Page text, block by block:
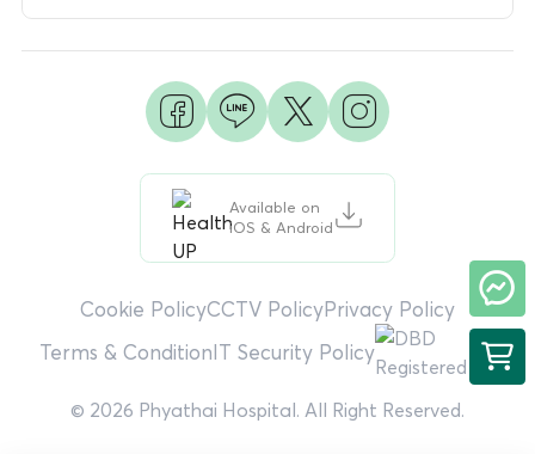
Available on
iOS & Android
© 2026 Phyathai Hospital. All Right Reserved.
Cookie PolicyCCTV PolicyPrivacy Policy
Terms & ConditionIT Security Policy